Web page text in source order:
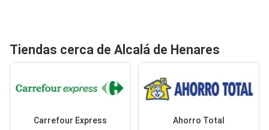
Tiendas cerca de Alcalá de Henares
Carrefour Express Ahorro Total